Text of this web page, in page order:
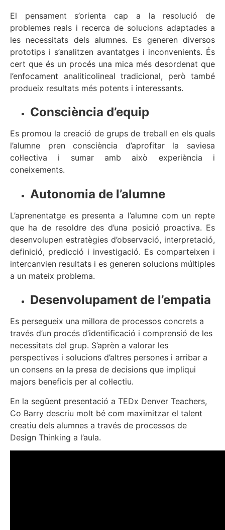
El pensament s’orienta cap a la resolució de
problemes reals i recerca de solucions adaptades a
les necessitats dels alumnes. Es generen diversos
prototips i s’analitzen avantatges i inconvenients. És
cert que és un procés una mica més desordenat que
l’enfocament analiticolineal tradicional, però també
produeix resultats més potents i interessants.
Consciència d’equip
Es promou la creació de grups de treball en els quals
l’alumne pren consciència d’aprofitar la saviesa
col·lectiva i sumar amb això experiència i
coneixements.
Autonomia de l’alumne
L’aprenentatge es presenta a l’alumne com un repte
que ha de resoldre des d’una posició proactiva. Es
desenvolupen estratègies d’observació, interpretació,
definició, predicció i investigació. Es comparteixen i
intercanvien resultats i es generen solucions múltiples
a un mateix problema.
Desenvolupament de l’empatia
Es persegueix una millora de processos concrets a
través d’un procés d’identificació i comprensió de les
necessitats del grup. S’aprèn a valorar les
perspectives i solucions d’altres persones i arribar a
un consens en la presa de decisions que impliqui
majors beneficis per al col·lectiu.
En la següent presentació a TEDx Denver Teachers,
Co Barry descriu molt bé com maximitzar el talent
creatiu dels alumnes a través de processos de
Design Thinking a l’aula.